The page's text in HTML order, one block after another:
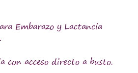
Embarazo y Lactancia
con acceso directo a busto.